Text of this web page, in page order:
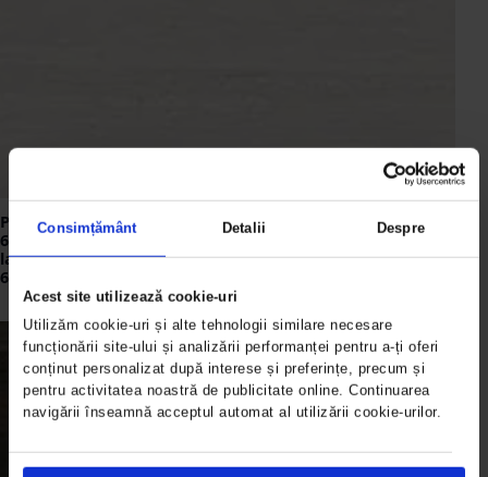
Consimțământ Detalii Despre
Acest site utilizează cookie-uri
Utilizăm cookie-uri și alte tehnologii similare necesare
funcționării site-ului și analizării performanței pentru a-ți oferi
conținut personalizat după interese și preferințe, precum și
pentru activitatea noastră de publicitate online. Continuarea
navigării înseamnă acceptul automat al utilizării cookie-urilor.
Plinta portelanata ivoriu,
60×9.5 cm, rectificata,
lappato, Colectia ALBA
6706-0118